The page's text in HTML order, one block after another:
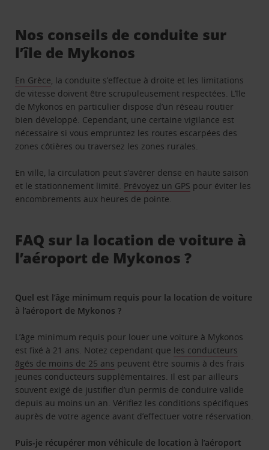
Nos conseils de conduite sur
l’île de Mykonos
En Grèce, la conduite s’effectue à droite et les limitations
de vitesse doivent être scrupuleusement respectées. L’île
de Mykonos en particulier dispose d’un réseau routier
bien développé. Cependant, une certaine vigilance est
nécessaire si vous empruntez les routes escarpées des
zones côtières ou traversez les zones rurales.
En ville, la circulation peut s’avérer dense en haute saison
et le stationnement limité. Prévoyez un GPS pour éviter les
encombrements aux heures de pointe.
FAQ sur la location de voiture à
l’aéroport de Mykonos ?
Quel est l’âge minimum requis pour la location de voiture
à l’aéroport de Mykonos ?
L’âge minimum requis pour louer une voiture à Mykonos
est fixé à 21 ans. Notez cependant que les conducteurs
âgés de moins de 25 ans peuvent être soumis à des frais
jeunes conducteurs supplémentaires. Il est par ailleurs
souvent exigé de justifier d’un permis de conduire valide
depuis au moins un an. Vérifiez les conditions spécifiques
auprès de votre agence avant d’effectuer votre réservation.
Puis-je récupérer mon véhicule de location à l’aéroport